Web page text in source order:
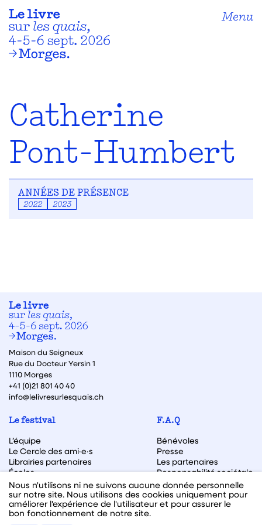
Menu
Catherine
Pont-Humbert
ANNÉES DE PRÉSENCE
2022 2023
Maison du Seigneux
Rue du Docteur Yersin 1
1110 Morges
+41 (0)21 801 40 40
info@lelivresurlesquais.ch
Le festival
L’équipe
Le Cercle des ami·e·s
Librairies partenaires
Écoles
F.A.Q
Bénévoles
Presse
Les partenaires
Responsabilité sociétale
Archive des éditions
Archive des autrices et auteurs
Nous n'utilisons ni ne suivons aucune donnée personnelle
sur notre site. Nous utilisons des cookies uniquement pour
améliorer l'expérience de l'utilisateur et pour assurer le
bon fonctionnement de notre site.